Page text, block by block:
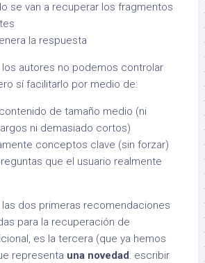
se van a recuperar los fragmentos
la respuesta
autores no podemos controlar
sí facilitarlo por medio de:
de tamaño medio (ni
ni demasiado cortos)
conceptos clave (sin forzar)
que el usuario realmente
dos primeras recomendaciones
para la recuperación de
es la tercera (que ya hemos
representa una novedad: escribir